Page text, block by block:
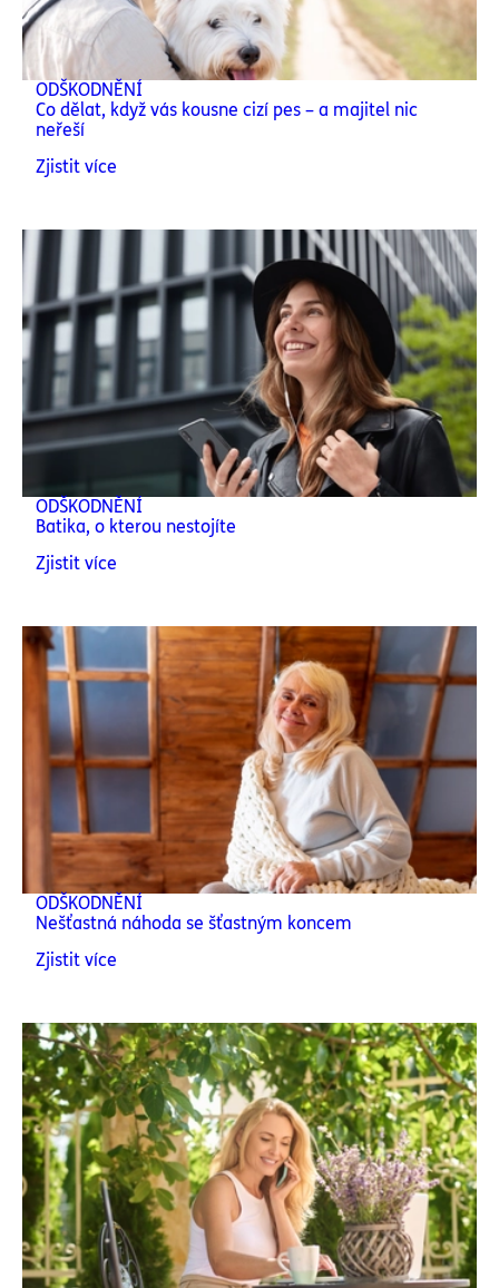
ODŠKODNĚNÍ
Co dělat, když vás kousne cizí pes – a majitel nic
neřeší
Zjistit více
ODŠKODNĚNÍ
Batika, o kterou nestojíte
Zjistit více
ODŠKODNĚNÍ
Nešťastná náhoda se šťastným koncem
Zjistit více